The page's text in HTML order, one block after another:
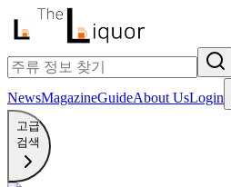
NewsMagazineGuideAbout UsLogin
고급
검색